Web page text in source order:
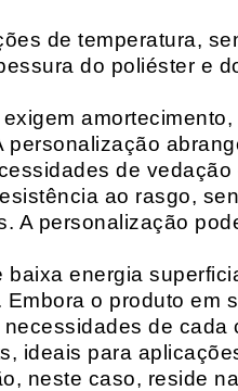
de temperatura,
do poliéster e
personalização
de vedação
ao rasgo,
A personalização
energia
o produto em
de cada
ideais para
neste caso, reside